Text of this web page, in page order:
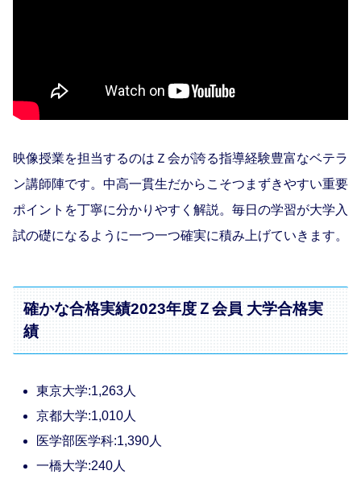
映像授業を担当するのはＺ会が誇る指導経験豊富なベテラ
ン講師陣です。中高一貫生だからこそつまずきやすい重要
ポイントを丁寧に分かりやすく解説。毎日の学習が大学入
試の礎になるように一つ一つ確実に積み上げていきます。
確かな合格実績2023年度Ｚ会員 大学合格実
績
東京大学:1,263人
京都大学:1,010人
医学部医学科:1,390人
一橋大学:240人